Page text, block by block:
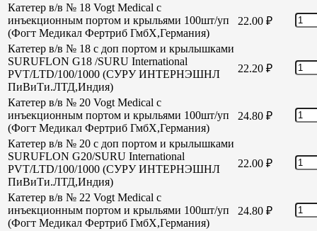
Катетер в/в № 18 Vogt Medical с
инъекционным портом и крыльями 100шт/уп
(Фогт Медикал Фертриб ГмбХ,Германия)
22.00 ₽
Катетер в/в № 18 с доп портом и крылышками
SURUFLON G18 /SURU International
PVT/LTD/100/1000 (СУРУ ИНТЕРНЭШНЛ
ПиВиТи.ЛТД,Индия)
22.20 ₽
Катетер в/в № 20 Vogt Medical с
инъекционным портом и крыльями 100шт/уп
(Фогт Медикал Фертриб ГмбХ,Германия)
24.80 ₽
Катетер в/в № 20 с доп портом и крылышками
SURUFLON G20/SURU International
PVT/LTD/100/1000 (СУРУ ИНТЕРНЭШНЛ
ПиВиТи.ЛТД,Индия)
22.00 ₽
Катетер в/в № 22 Vogt Medical с
инъекционным портом и крыльями 100шт/уп
(Фогт Медикал Фертриб ГмбХ,Германия)
24.80 ₽